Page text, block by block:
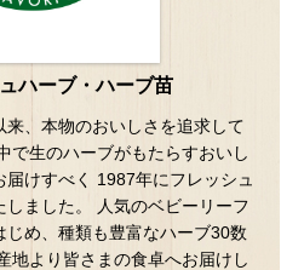
ハーブ・ハーブ苗
来、本物のおいしさを追求して
で生のハーブがもたらすおいし
けすべく 1987年にフレッシュ
ました。 人気のベビーリーフ
じめ、種類も豊富なハーブ30数
地より皆さまの食卓へお届けし